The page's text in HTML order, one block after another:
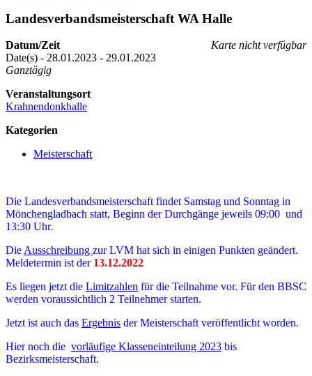
Landesverbandsmeisterschaft WA Halle
Karte nicht verfügbar
Datum/Zeit
Date(s) - 28.01.2023 - 29.01.2023
Ganztägig
Veranstaltungsort
Krahnendonkhalle
Kategorien
Meisterschaft
Die Landesverbandsmeisterschaft findet Samstag und Sonntag in
Mönchengladbach statt, Beginn der Durchgänge jeweils 09:00 und
13:30 Uhr.
DieAusschreibung zur LVM hat sich in einigen Punkten geändert.
Meldetermin ist der 13.12.2022
Es liegen jetzt die Limitzahlen für die Teilnahme vor. Für den BBSC
werden voraussichtlich 2 Teilnehmer starten.
Jetzt ist auch das Ergebnis der Meisterschaft veröffentlicht worden.
Hier noch die vorläufige Klasseneinteilung 2023 bis
Bezirksmeisterschaft.